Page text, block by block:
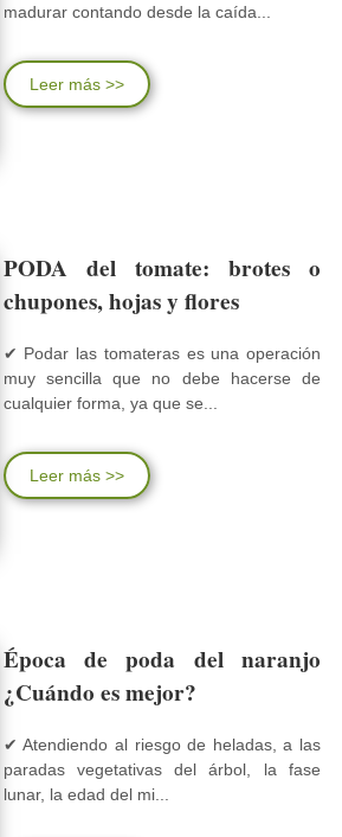
madurar contando desde la caída...
Leer más >>
PODA del tomate: brotes o
chupones, hojas y flores
✔ Podar las tomateras es una operación
muy sencilla que no debe hacerse de
cualquier forma, ya que se...
Leer más >>
Época de poda del naranjo
¿Cuándo es mejor?
✔ Atendiendo al riesgo de heladas, a las
paradas vegetativas del árbol, la fase
lunar, la edad del mi...